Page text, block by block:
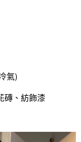
氣)
磚、紡飾漆